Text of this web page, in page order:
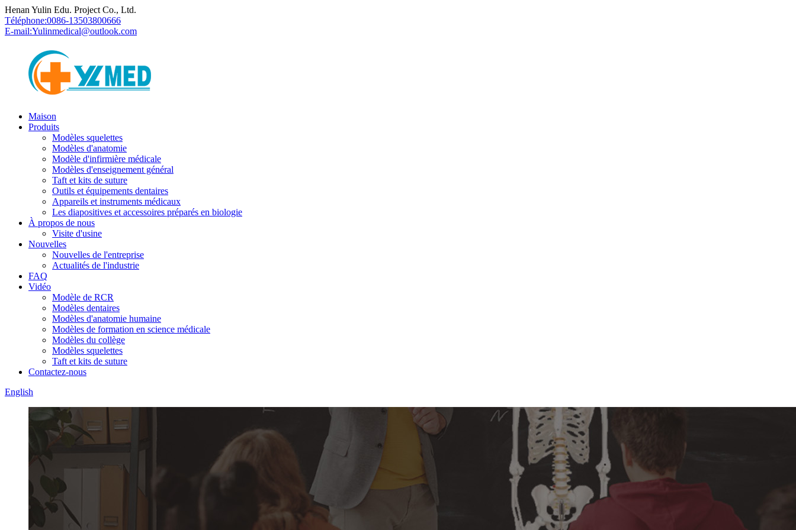
Henan Yulin Edu. Project Co., Ltd.
Téléphone:0086-13503800666
E-mail:Yulinmedical@outlook.com
Maison
Produits
Modèles squelettes
Modèles d'anatomie
Modèle d'infirmière médicale
Modèles d'enseignement général
Taft et kits de suture
Outils et équipements dentaires
Appareils et instruments médicaux
Les diapositives et accessoires préparés en biologie
À propos de nous
Visite d'usine
Nouvelles
Nouvelles de l'entreprise
Actualités de l'industrie
FAQ
Vidéo
Modèle de RCR
Modèles dentaires
Modèles d'anatomie humaine
Modèles de formation en science médicale
Modèles du collège
Modèles squelettes
Taft et kits de suture
Contactez-nous
English